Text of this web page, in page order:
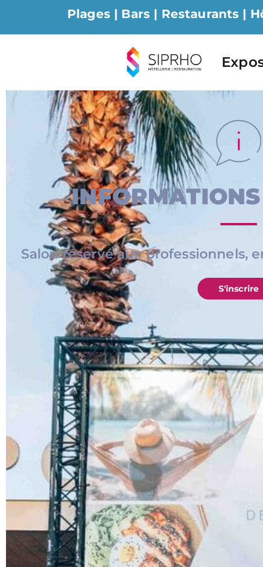
Plages | Bars | Restaurants |
Salon réservé aux professionnels,
S'inscrire